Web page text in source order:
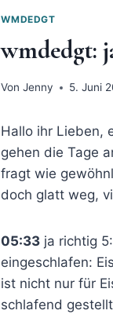
WMDEDGT
wmdedgt:
Von Jenny 5. Juni
Hallo ihr Lieben,
gehen die Tage
fragt wie
doch glatt weg,
05:33 ja richtig
eingeschlafen:
ist nicht nur für
schlafend